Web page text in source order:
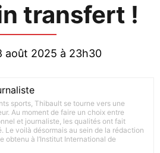
transfert !
août 2025 à 23h30
sports, Thibault se tourne vers une
Au moment de faire un choix entre
et journaliste, les qualités ont fait
Le voilà désormais au sein de la rédaction
obtenu à l’Institut International de